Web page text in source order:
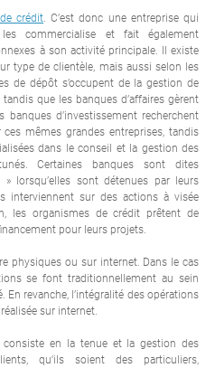
crédit. C’est donc une entreprise qui
commercialise et fait également
à son activité principale. Il existe
type de clientèle, mais aussi selon les
de dépôt s’occupent de la gestion de
que les banques d’affaires gèrent
d’investissement recherchent
mêmes grandes entreprises, tandis
dans le conseil et la gestion des
Certaines banques sont dites
lorsqu’elles sont détenues par leurs
interviennent sur des actions à visée
les organismes de crédit prêtent de
pour leurs projets.
physiques ou sur internet. Dans le cas
se font traditionnellement au sein
En revanche, l’intégralité des opérations
sur internet.
consiste en la tenue et la gestion des
qu‘ils soient des particuliers,